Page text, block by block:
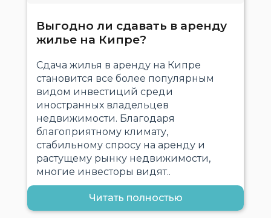
Выгодно ли сдавать в аренду
жилье на Кипре?
Сдача жилья в аренду на Кипре
становится все более популярным
видом инвестиций среди
иностранных владельцев
недвижимости. Благодаря
благоприятному климату,
стабильному спросу на аренду и
растущему рынку недвижимости,
многие инвесторы видят..
Читать полностью